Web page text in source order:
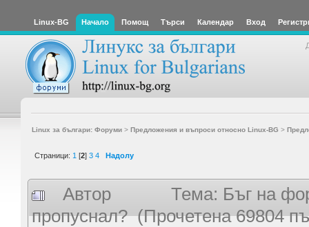
Linux-BG Начало Помощ Търси Календар Вход
Linux за българи: Форуми> Предложения и въпроси относно Linux-BG >
Страници: 1 [2] 3 4 Надолу
Автор
Тема: Бъг на
пропуснал? (Прочетена 69804